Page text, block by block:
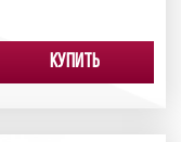
Купить